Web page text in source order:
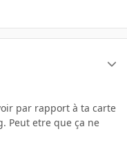
par rapport à ta carte
Peut etre que ça ne